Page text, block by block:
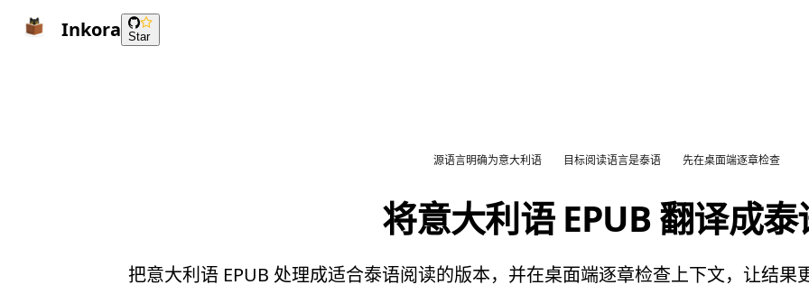
Inkora Star
源语言明确为意大利语 目标阅读语言是泰语 先在桌面端逐章检查
将意大利语 EPUB 翻译成泰
把意大利语 EPUB 处理成适合泰语阅读的版本，并在桌面端逐章检查上下文，让结